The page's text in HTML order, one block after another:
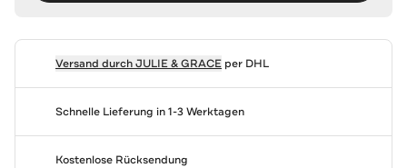
Versand durchJULIE & GRACEper DHL
Schnelle Lieferung in 1-3 Werktagen
Kostenlose Rücksendung